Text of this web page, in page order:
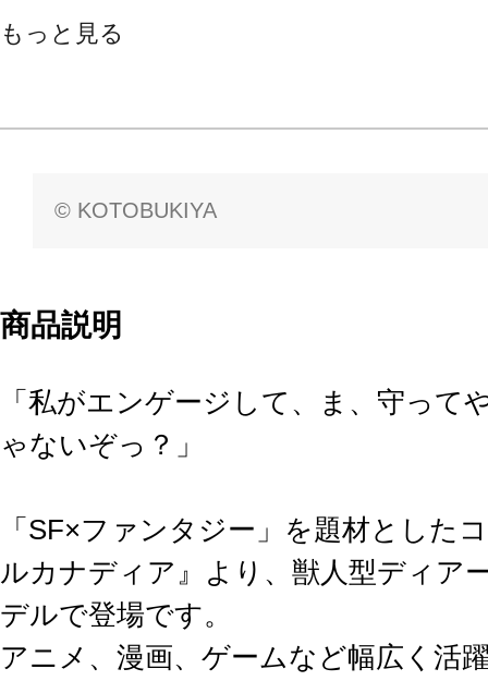
もっと見る
© KOTOBUKIYA
商品説明
「私がエンゲージして、ま、守って
ゃないぞっ？」
「SF×ファンタジー」を題材とした
ルカナディア』より、獣人型ディア
デルで登場です。
アニメ、漫画、ゲームなど幅広く活